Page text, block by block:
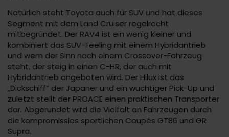
Natürlich steht Toyota auch für SUV und hat dieses
Segment mit dem Land Cruiser regelrecht
mitbegründet. Der RAV4 ist ein wenig kleiner und
kombiniert das SUV-Feeling mit einem Hybridantrieb
und wem der Sinn nach einem Crossover-Fahrzeug
steht, der steig in einen C-HR, der auch mit
Hybridantrieb angeboten wird. Der Hilux ist das
„Dickschiff“ der Japaner und ein wuchtiger Pick-Up und
zuletzt stellt der PROACE einen praktischen Transporter
dar. Abgerundet wird die Vielfalt an Fahrzeugen durch
die kompromisslos sportlichen Coupés GT86 und GR
Supra.